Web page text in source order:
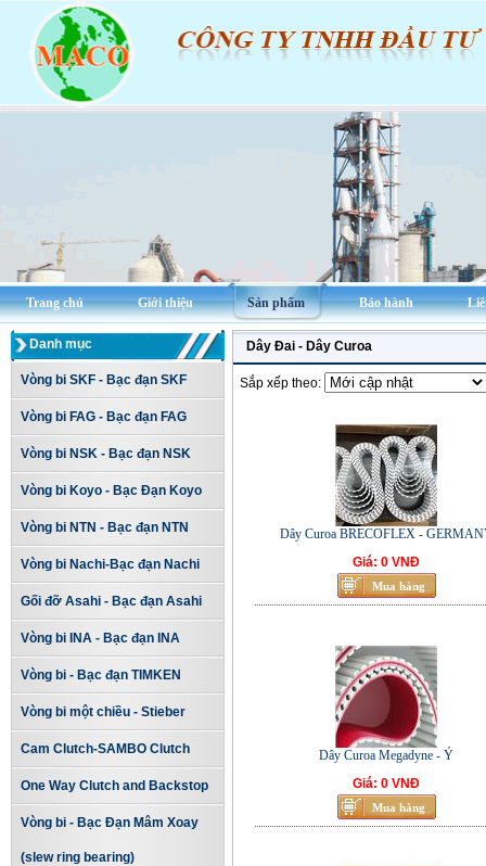
Trang chủ Giới thiệu Sản phẩm Bảo hành
Danh mục
Vòng bi SKF - Bạc đạn SKF
Vòng bi FAG - Bạc đạn FAG
Vòng bi NSK - Bạc đạn NSK
Vòng bi Koyo - Bạc Đạn Koyo
Vòng bi NTN - Bạc đạn NTN
Vòng bi Nachi-Bạc đạn Nachi
Gối đỡ Asahi - Bạc đạn Asahi
Vòng bi INA - Bạc đạn INA
Vòng bi - Bạc đạn TIMKEN
Vòng bi một chiều - Stieber
Cam Clutch-SAMBO Clutch
One Way Clutch and Backstop
Vòng bi - Bạc Đạn Mâm Xoay
(slew ring bearing)
Dây Đai - Dây Curoa
Sắp xếp theo:
Dây Curoa BRECOFLEX -
Giá: 0 VNĐ
Dây Curoa Megadyne - Ý
Giá: 0 VNĐ